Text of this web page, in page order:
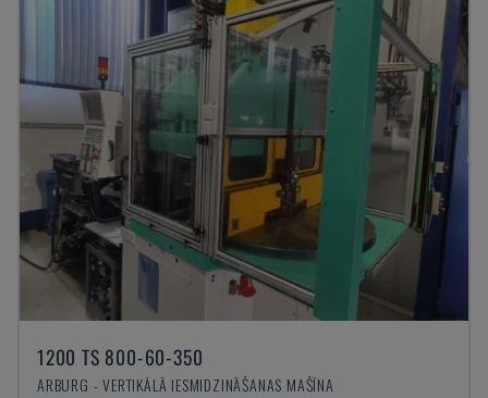
1200 TS 800-60-350
ARBURG - VERTIKĀLĀ IESMIDZINĀŠANAS MAŠĪNA